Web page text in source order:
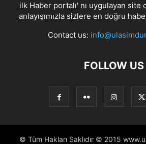
ilk Haber portalı' nı uygulayan site
anlayışımızla sizlere en doğru
Contact us:
FOLLOW US
© Tüm Hakları Saklıdır © 2015